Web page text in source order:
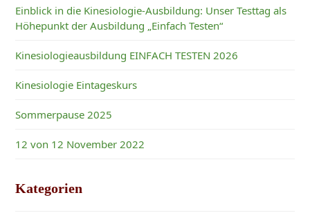
Einblick in die Kinesiologie-Ausbildung: Unser Testtag als
Höhepunkt der Ausbildung „Einfach Testen“
Kinesiologieausbildung EINFACH TESTEN 2026
Kinesiologie Eintageskurs
Sommerpause 2025
12 von 12 November 2022
Kategorien